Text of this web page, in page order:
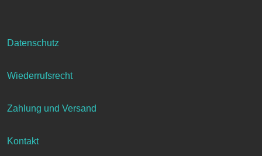
Datenschutz
Wiederrufsrecht
Zahlung und Versand
Kontakt